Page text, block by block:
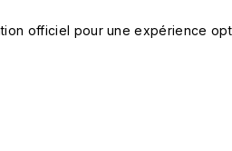
officiel pour une expérience